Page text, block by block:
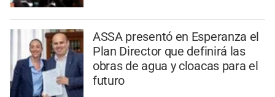
ASSA presentó en Esperanza el
Plan Director que definirá las
obras de agua y cloacas para el
futuro